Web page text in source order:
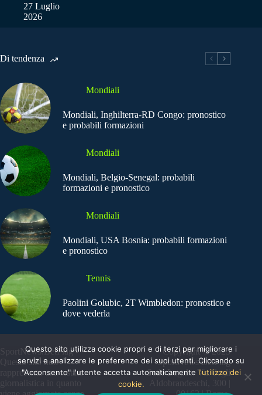
27 Luglio
2026
Di tendenza
Mondiali
Mondiali, Inghilterra-RD Congo: pronostico
e probabili formazioni
Mondiali
Mondiali, Belgio-Senegal: probabili
formazioni e pronostico
Mondiali
Mondiali, USA Bosnia: probabili formazioni
e pronostico
Tennis
Paolini Golubic, 2T Wimbledon: pronostico e
dove vederla
SportNews.BetFlag -
Questo sito non
rappresenta una testata
giornalistica in quanto
Copyright © 2025
SportNews BetFlag
Sede Legale: Via degli
Aldobrandeschi, 300 |
Questo sito utilizza cookie propri e di terzi per migliorare i
servizi e analizzare le preferenze dei suoi utenti. Cliccando su
"Acconsento" l'utente accetta automaticamente l'utilizzo dei
cookie.